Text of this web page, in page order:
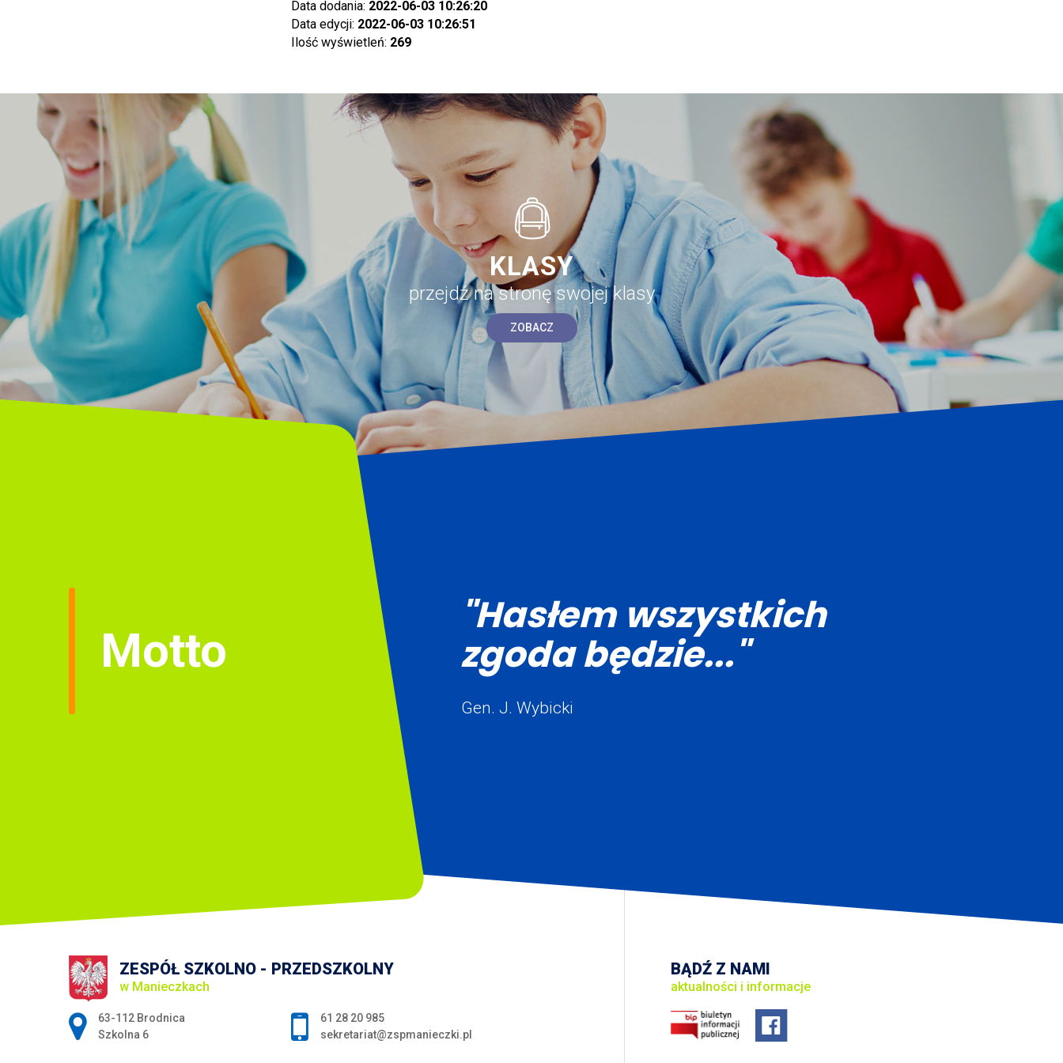
Data dodania: 2022-06-03 10:26:20
Data edycji: 2022-06-03 10:26:51
Ilość wyświetleń: 269
KLASY
przejdź na stronę swojej klasy
ZOBACZ
"Hasłem wszystkich
zgoda będzie..."
Gen. J. Wybicki
ZESPÓŁ SZKOLNO - PRZEDSZKOLNY
w Manieczkach
Adres pocztowy:
63-112 Brodnica
Szkolna 6
61 28 20 985
sekretariat@zspmanieczki.pl
BĄDŹ Z NAMI
aktualności i informacje